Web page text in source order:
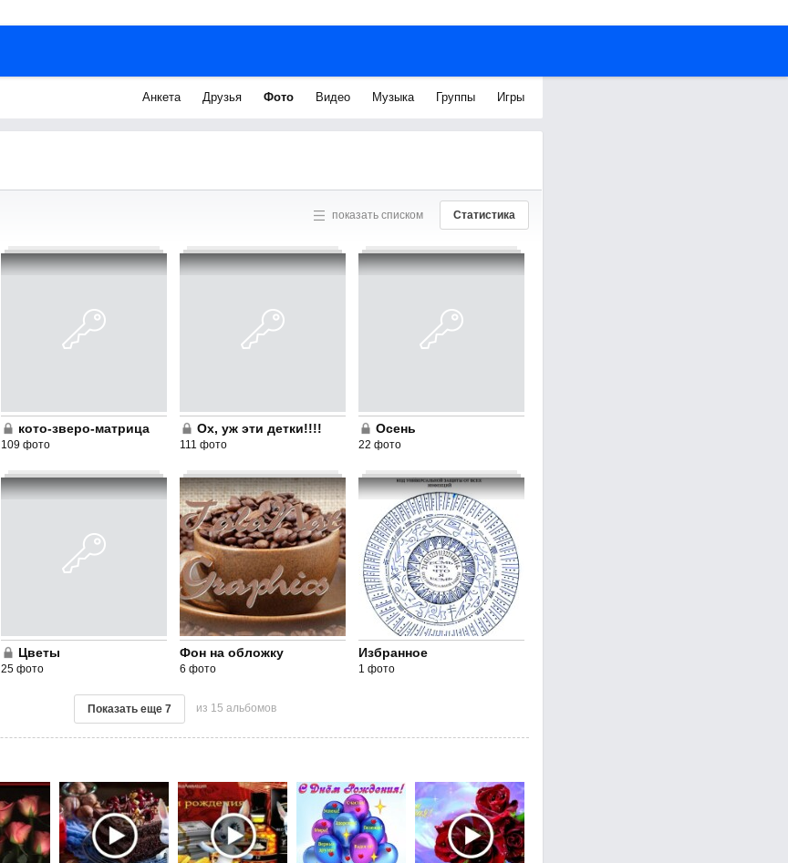
Анкета Друзья Фото Видео Музыка Группы Игры
показать списком Статистика
кото-зверо-матрица
109 фото
Ох, уж эти детки!!!!
111 фото
Осень
22 фото
Цветы
25 фото
Фон на обложку
6 фото
Избранное
1 фото
Показать еще 7 из 15 альбомов